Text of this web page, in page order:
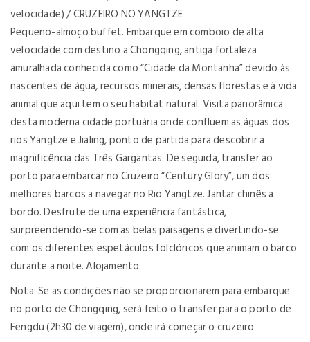
velocidade) / CRUZEIRO NO YANGTZE
Pequeno-almoço buffet. Embarque em comboio de alta
velocidade com destino a Chongqing, antiga fortaleza
amuralhada conhecida como “Cidade da Montanha” devido às
nascentes de água, recursos minerais, densas florestas e à vida
animal que aqui tem o seu habitat natural. Visita panorâmica
desta moderna cidade portuária onde confluem as águas dos
rios Yangtze e Jialing, ponto de partida para descobrir a
magnificência das Três Gargantas. De seguida, transfer ao
porto para embarcar no Cruzeiro “Century Glory”, um dos
melhores barcos a navegar no Rio Yangtze. Jantar chinês a
bordo. Desfrute de uma experiência fantástica,
surpreendendo-se com as belas paisagens e divertindo-se
com os diferentes espetáculos folclóricos que animam o barco
durante a noite. Alojamento.
Nota: Se as condições não se proporcionarem para embarque
no porto de Chongqing, será feito o transfer para o porto de
Fengdu (2h30 de viagem), onde irá começar o cruzeiro.